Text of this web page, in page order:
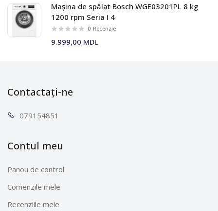
Mașina de spălat Bosch WGE03201PL 8 kg
1200 rpm Seria I 4
0 Recenzie
9.999,00 MDL
Contactați-ne
0791 54851
Contul meu
Panou de control
Comenzile mele
Recenziile mele